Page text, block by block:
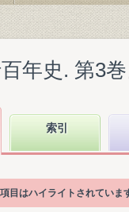
年史. 第3
索引
目はハイライトされていま